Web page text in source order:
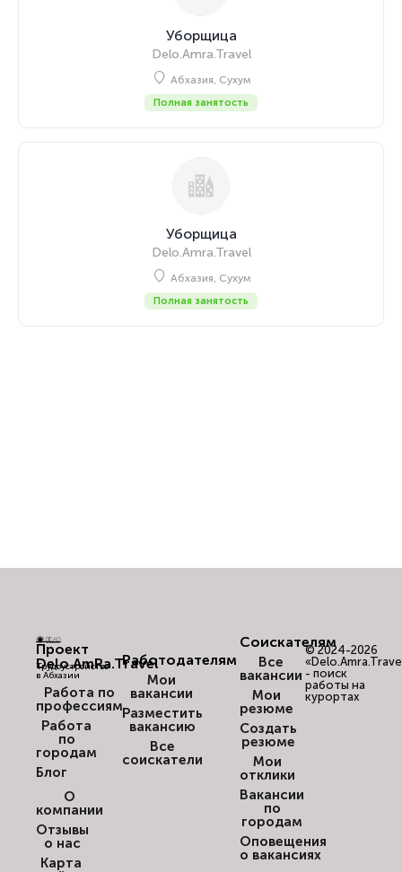
Уборщица
Delo.Amra.Travel
Абхазия, Сухум
Полная занятость
Уборщица
Delo.Amra.Travel
Абхазия, Сухум
Полная занятость
Проект
Delo.AmRa.Travel
Трудоустройство
в Абхазии
Работа по
профессиям
Работа
по
городам
Блог
О
компании
Отзывы
о нас
Карта
Работодателям
Мои
вакансии
Разместить
вакансию
Все
соискатели
Соискателям
Все
вакансии
Мои
резюме
Создать
резюме
Мои
отклики
Вакансии
по
городам
Оповещения
о вакансиях
© 2024-2026
- поиск
работы на
курортах